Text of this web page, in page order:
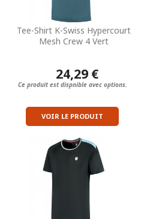
Tee-Shirt K-Swiss Hypercourt
Mesh Crew 4 Vert
24,29 €
Ce produit est dispnible avec options.
VOIR LE PRODUIT